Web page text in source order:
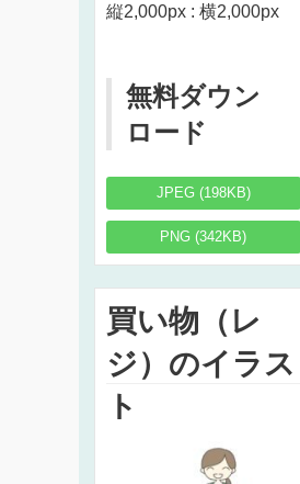
縦2,000px : 横2,000px
無料ダウン
ロード
JPEG (198KB)
PNG (342KB)
買い物（レ
ジ）のイラス
ト